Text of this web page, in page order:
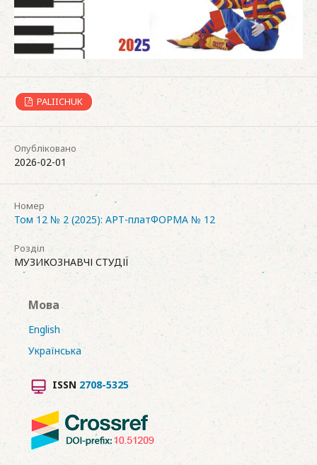
PALIICHUK
Опубліковано
2026-02-01
Номер
Том 12 № 2 (2025): АРТ-платФОРМА № 12
Розділ
МУЗИКОЗНАВЧІ СТУДІЇ
Мова
English
Українська
ISSN 2708-5325